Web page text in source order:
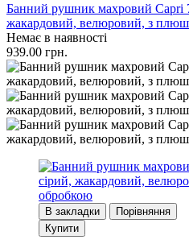
Банний рушник махровий Capri
жакардовий, велюровий, з
Немає в наявності
939.00 грн.
В закладки
Порівняння
Купити